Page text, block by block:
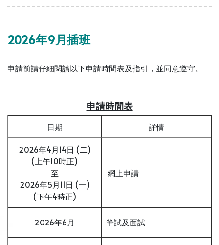
2026年9月插班
申請前請仔細閱讀以下申請時間表及指引，並同意遵守。
申請時間表
日期 詳情
2026年4月14日 (二)
(上午10時正)
至
2026年5月11日 (一)
(下午4時正)
網上申請
2026年6月 筆試及面試